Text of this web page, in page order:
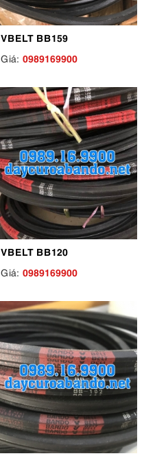
VBELT BB159
Giá: 0989169900
VBELT BB120
Giá: 0989169900